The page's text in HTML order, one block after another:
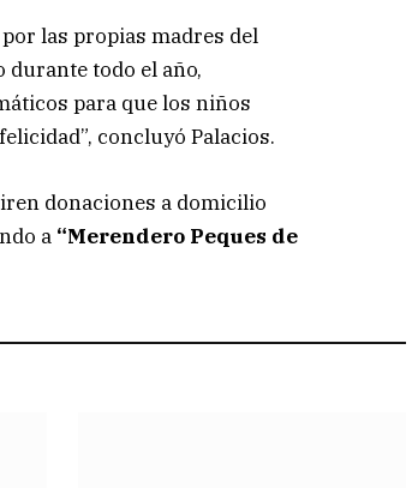
las propias madres del
durante todo el año,
para que los niños
concluyó Palacios.
donaciones a domicilio
a “Merendero Peques de